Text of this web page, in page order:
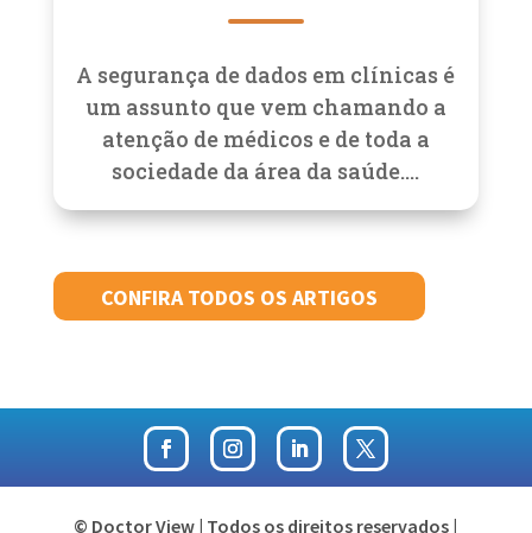
A segurança de dados em clínicas é
um assunto que vem chamando a
atenção de médicos e de toda a
sociedade da área da saúde....
CONFIRA TODOS OS ARTIGOS
© Doctor View | Todos os direitos reservados |